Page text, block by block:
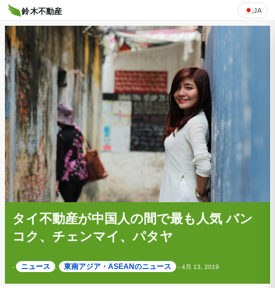
タイ不動産が中国人の間で最も人気 バン
コク、チェンマイ、パタヤ
- ニュース , 東南アジア・ASEANのニュース - 4月 13, 2019
鈴木不動産 JA